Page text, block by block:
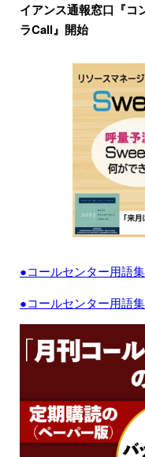
イアンス通報窓口『コ
ラCall』開始
●コールセンター用語
●コールセンター用語